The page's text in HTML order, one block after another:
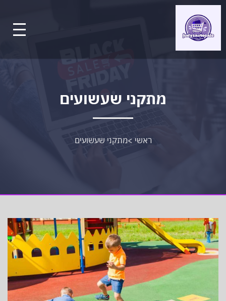
מתקני שעשועים
ראשי >מתקני שעשועים